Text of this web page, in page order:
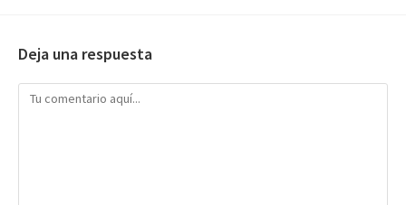
Deja una respuesta